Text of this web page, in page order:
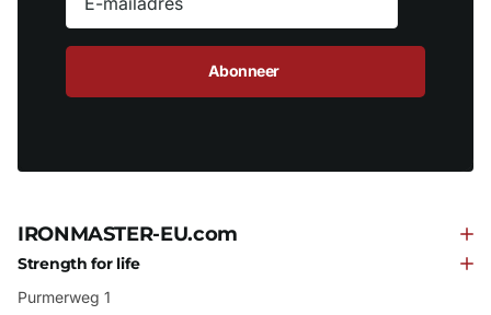
Abonneer
IRONMASTER-EU.com
Strength for life
Purmerweg 1